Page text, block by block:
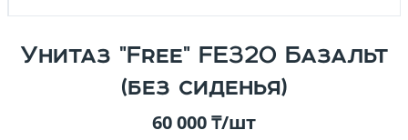
Унитаз "Free" FE320 Базальт
(без сиденья)
60 000 ₸/шт